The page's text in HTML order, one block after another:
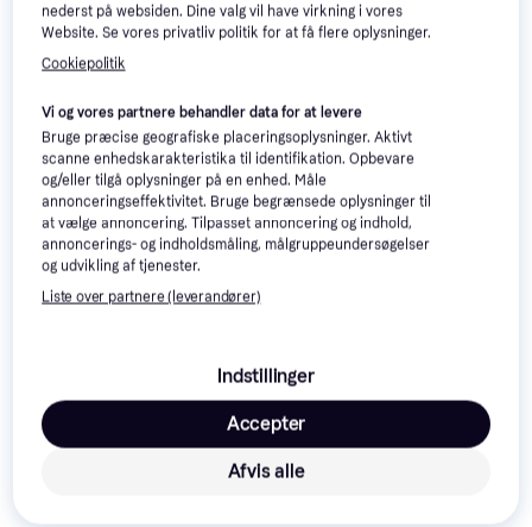
135 kr.
9+ butikker
Låge
1.279 kr.
9+ butikker
Trender Trender
25X25X900 RØD TOP
Låge, Højde 170 cm
nederst på websiden. Dine valg vil have virkning i vores
Website. Se vores privatliv politik for at få flere oplysninger.
Cookiepolitik
Vi og vores partnere behandler data for at levere
Bruge præcise geografiske placeringsoplysninger. Aktivt
scanne enhedskarakteristika til identifikation. Opbevare
og/eller tilgå oplysninger på en enhed. Måle
annonceringseffektivitet. Bruge begrænsede oplysninger til
at vælge annoncering. Tilpasset annoncering og indhold,
annoncerings- og indholdsmåling, målgruppeundersøgelser
og udvikling af tjenester.
Liste over partnere (leverandører)
Indstillinger
Afvis alle
Accepter